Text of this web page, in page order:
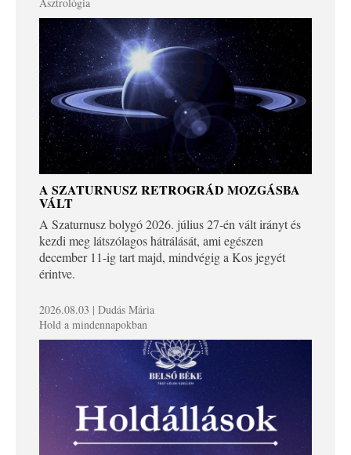
A SZATURNUSZ RETROGRÁD MOZGÁSBA
VÁLT
A Szaturnusz bolygó 2026. július 27-én vált irányt és
kezdi meg látszólagos hátrálását, ami egészen
december 11-ig tart majd, mindvégig a Kos jegyét
érintve.
2026.08.03 | Dudás Mária
Hold a mindennapokban